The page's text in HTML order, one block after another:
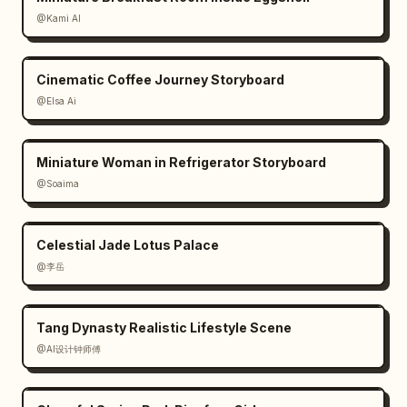
les cheveux, reflet du sabre traversant le
en rotation, cape et traînée de sabre formant
un arc circulaire horizontal.
9. P09 / 24mm large / Résolution de l'éclat :
pose centrée en pied avec de multiples
anneaux lumineux autour d'elle, vaisseau
spatial à droite.
10. P10 / 24mm zénithal / Rotation papillon :
vue de dessus de boucles lumineuses en huit
autour d'elle.
11. P11 / 35mm latéral / Orbite derrière le
dos : plan latéral, sabre orbitant derrière
12. P12 / insert macro / Isolation de la
poignée : gros plan sur la poignée du sabre
@Kami AI
Cinematic Coffee Journey Storyboard
@Elsa Ai
Miniature Woman in Refrigerator Storyboard
@Soaima
Celestial Jade Lotus Palace
@李岳
Tang Dynasty Realistic Lifestyle Scene
@AI设计钟师傅